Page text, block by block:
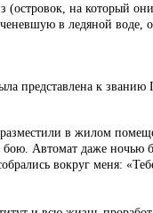
на который
в ледяной воде,
представлена к званию
в жилом
бою. Автомат даже
вокруг меня: